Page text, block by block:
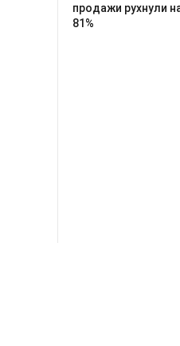
продажи рухнули
81%